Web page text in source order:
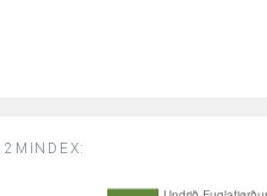
2MINDEX: